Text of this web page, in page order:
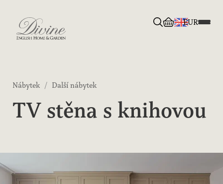
Divine English Home & Garden EUR
Nábytek / Další nábytek
TV stěna s knihovou